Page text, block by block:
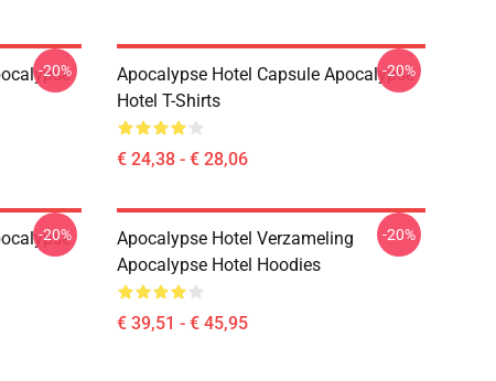
-20%
Apocalypse Hotel Capsule Apocalypse
Hotel T-Shirts
€ 24,38 - € 28,06
-20%
-20%
Apocalypse Hotel Verzameling
Apocalypse Hotel Hoodies
€ 39,51 - € 45,95
-20%